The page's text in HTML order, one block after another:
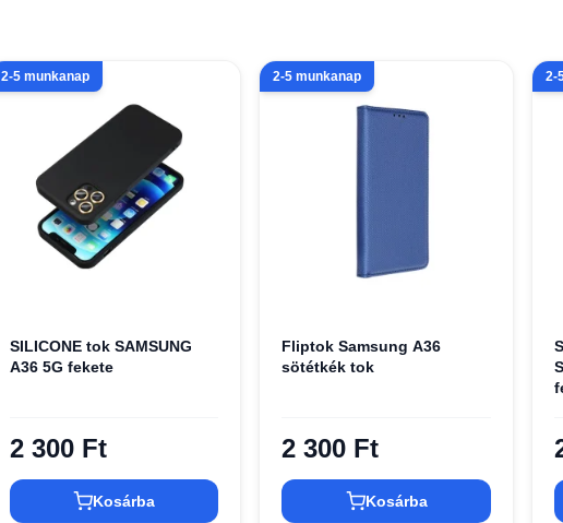
2-5 munkanap
SILICONE tok SAMSUNG
A36 5G fekete
2 300 Ft
Kosárba
2-5 munkanap
Fliptok Samsung A36
sötétkék tok
2 300 Ft
Kosárba
2-